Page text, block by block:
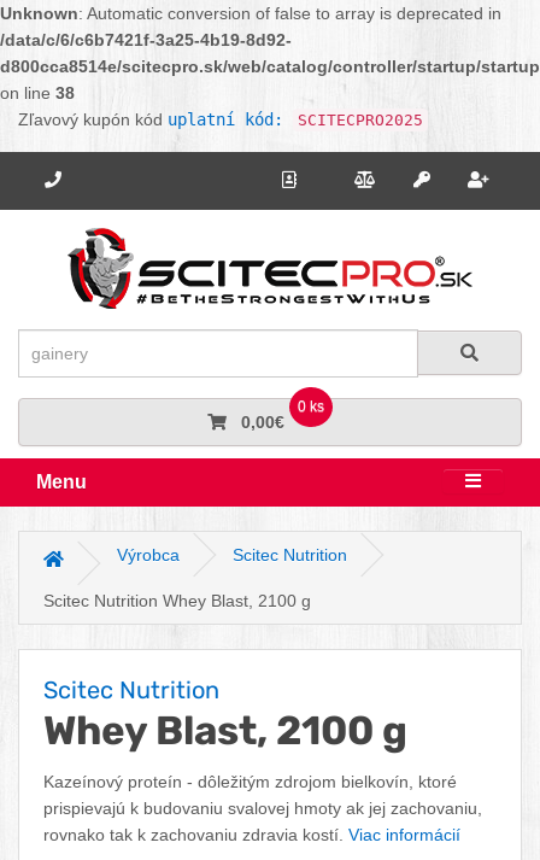
Unknown: Automatic conversion of false to array is deprecated in
/data/c/6/c6b7421f-3a25-4b19-8d92-
d800cca8514e/scitecpro.sk/web/catalog/controller/startup/
on line 38
Zľavový kupón kód uplatní kód: SCITECPRO2025
Potrebujete poradiť? Zavolajte nám. Kontakt Porovnanie
Prihlásiť sa
0 ks
0,00€
Menu
Hlavná stránka
Výrobca Scitec Nutrition
Scitec Nutrition Whey Blast, 2100 g
Scitec Nutrition
Whey Blast, 2100 g
Kazeínový proteín - dôležitým zdrojom bielkovín, ktoré
prispievajú k budovaniu svalovej hmoty ak jej zachovaniu,
rovnako tak k zachovaniu zdravia kostí. Viac informácií